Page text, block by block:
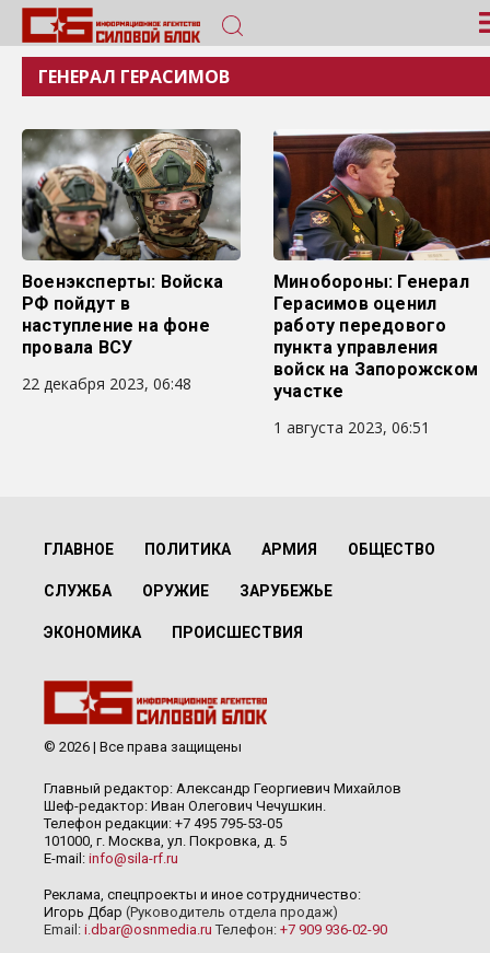
ГЕНЕРАЛ ГЕРАСИМОВ
Военэксперты: Войска
РФ пойдут в
наступление на фоне
провала ВСУ
22 декабря 2023, 06:48
Минобороны: Генерал
Герасимов оценил
работу передового
пункта управления
войск на Запорожском
участке
1 августа 2023, 06:51
ГЛАВНОЕ ПОЛИТИКА АРМИЯ ОБЩЕСТВО
СЛУЖБА ОРУЖИЕ ЗАРУБЕЖЬЕ
ЭКОНОМИКА ПРОИСШЕСТВИЯ
© 2026 | Все права защищены
Главный редактор: Александр Георгиевич Михайлов
Шеф-редактор: Иван Олегович Чечушкин.
Телефон редакции: +7 495 795-53-05
101000, г. Москва, ул. Покровка, д. 5
E-mail: info@sila-rf.ru
Реклама, спецпроекты и иное сотрудничество:
Игорь Дбар (Руководитель отдела продаж)
Email: i.dbar@osnmedia.ru Телефон: +7 909 936-02-90